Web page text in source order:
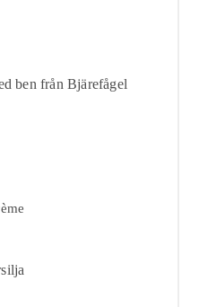
ben från Bjärefågel